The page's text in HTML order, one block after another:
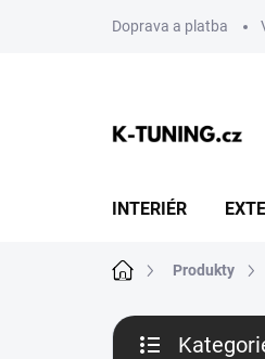
Doprava a platba
INTERIÉR
Domů Produkty
P